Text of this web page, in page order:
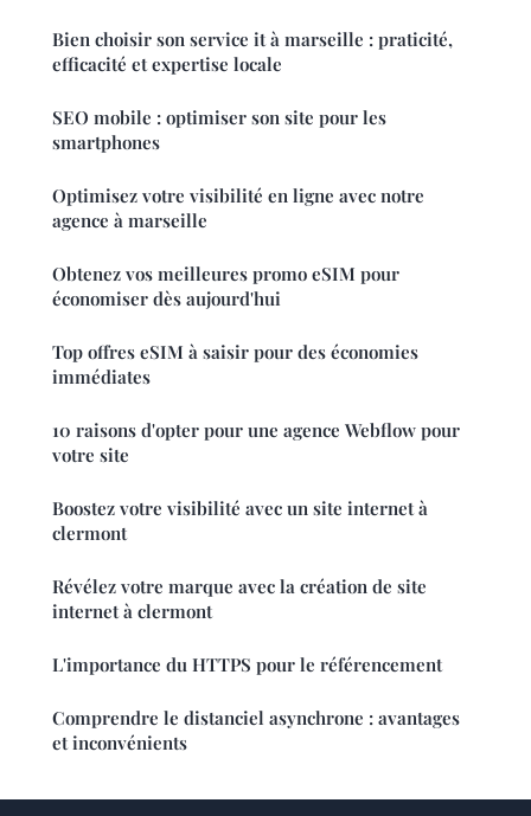
Bien choisir son service it à marseille : praticité,
efficacité et expertise locale
SEO mobile : optimiser son site pour les
smartphones
Optimisez votre visibilité en ligne avec notre
agence à marseille
Obtenez vos meilleures promo eSIM pour
économiser dès aujourd'hui
Top offres eSIM à saisir pour des économies
immédiates
10 raisons d'opter pour une agence Webflow pour
votre site
Boostez votre visibilité avec un site internet à
clermont
Révélez votre marque avec la création de site
internet à clermont
L'importance du HTTPS pour le référencement
Comprendre le distanciel asynchrone : avantages
et inconvénients